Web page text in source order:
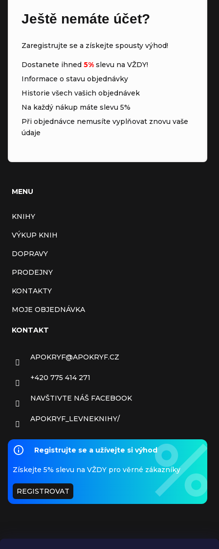
Ještě nemáte účet?
Zaregistrujte se a získejte spousty výhod!
Dostanete ihned 5% slevu na VŽDY!
Informace o stavu objednávky
Historie všech vašich objednávek
Na každý nákup máte slevu 5%
Při objednávce nemusíte vyplňovat znovu vaše
údaje
MENU
KNIHY
VÝKUP KNIH
DOPRAVY
PRODEJNY
KONTAKTY
MOJE OBJEDNÁVKA
KONTAKT
APOKRYF@APOKRYF.CZ
+420 775 414 271
NAVŠTIVTE NÁŠ FACEBOOK
APOKRYF_LEVNEKNIHY/
Registrujte se a užívejte si výhod
Získejte 5% slevu na VŽDY pro věrné zákazníky
REGISTROVAT